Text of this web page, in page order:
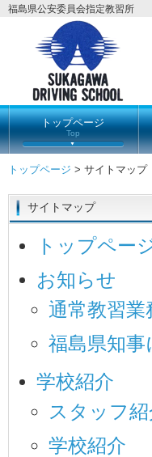
福島県公安委員会指定教習所
トップページ
Top
トップページ > サイトマップ
サイトマップ
トップペー
お知らせ
通常教習業
福島県知
学校紹介
スタッフ紹
学校紹介